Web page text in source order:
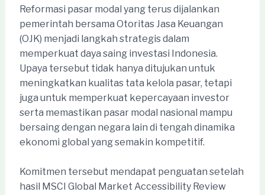
Reformasi pasar modal yang terus dijalankan
pemerintah bersama Otoritas Jasa Keuangan
(OJK) menjadi langkah strategis dalam
memperkuat daya saing investasi Indonesia.
Upaya tersebut tidak hanya ditujukan untuk
meningkatkan kualitas tata kelola pasar, tetapi
juga untuk memperkuat kepercayaan investor
serta memastikan pasar modal nasional mampu
bersaing dengan negara lain di tengah dinamika
ekonomi global yang semakin kompetitif.
Komitmen tersebut mendapat penguatan setelah
hasil MSCI Global Market Accessibility Review